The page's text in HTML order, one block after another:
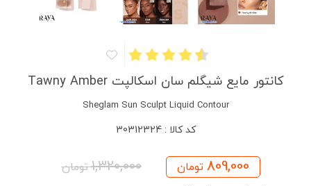
کانتور مایع شیگلم سان اسکالپت Tawny Amber
Sheglam Sun Sculpt Liquid Contour
کد کالا : 30312324
809,000 تومان 1,320,000تومان